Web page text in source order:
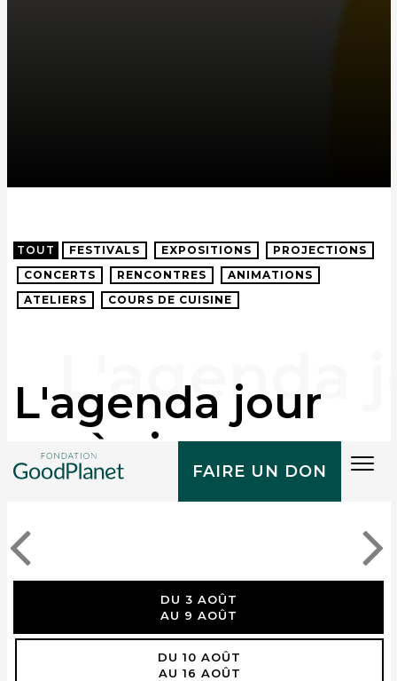
FAIRE UN DON
TOUT FESTIVALS EXPOSITIONS
PROJECTIONS
CONCERTS
RENCONTRES
ANIMATIONS
ATELIERS
COURS DE CUISINE
L'agenda jour
après jour
DU 3 AOÛT
AU 9 AOÛT
DU 10 AOÛT
AU 16 AOÛT